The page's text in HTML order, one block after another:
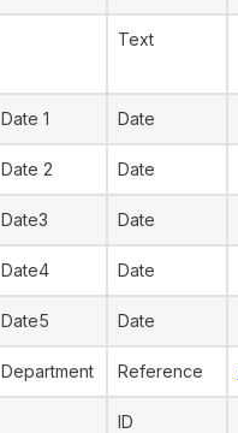
Text
Date 1 Date
Date 2 Date
Date3 Date
Date4 Date
Date5 Date
Department Reference
ID